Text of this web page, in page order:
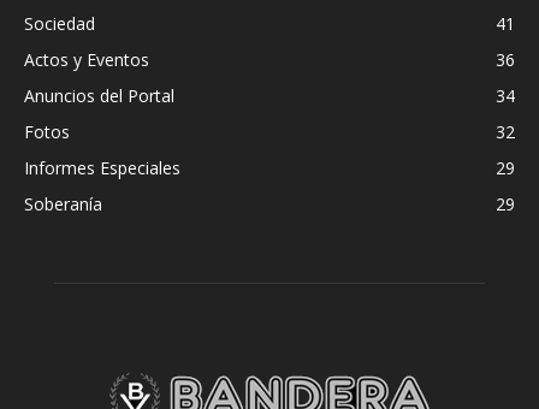
Sociedad
41
Actos y Eventos
36
Anuncios del Portal
34
Fotos
32
Informes Especiales
29
Soberanía
29